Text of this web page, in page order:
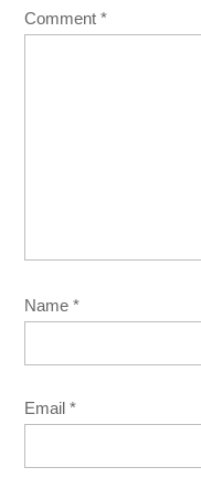
Comment*
Name*
Email*